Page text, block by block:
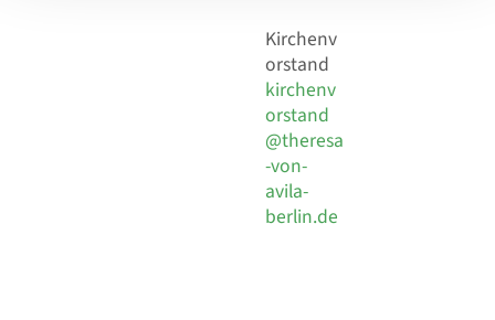
Kirchenv
orstand
kirchenv
orstand
@theresa
-von-
avila-
berlin.de